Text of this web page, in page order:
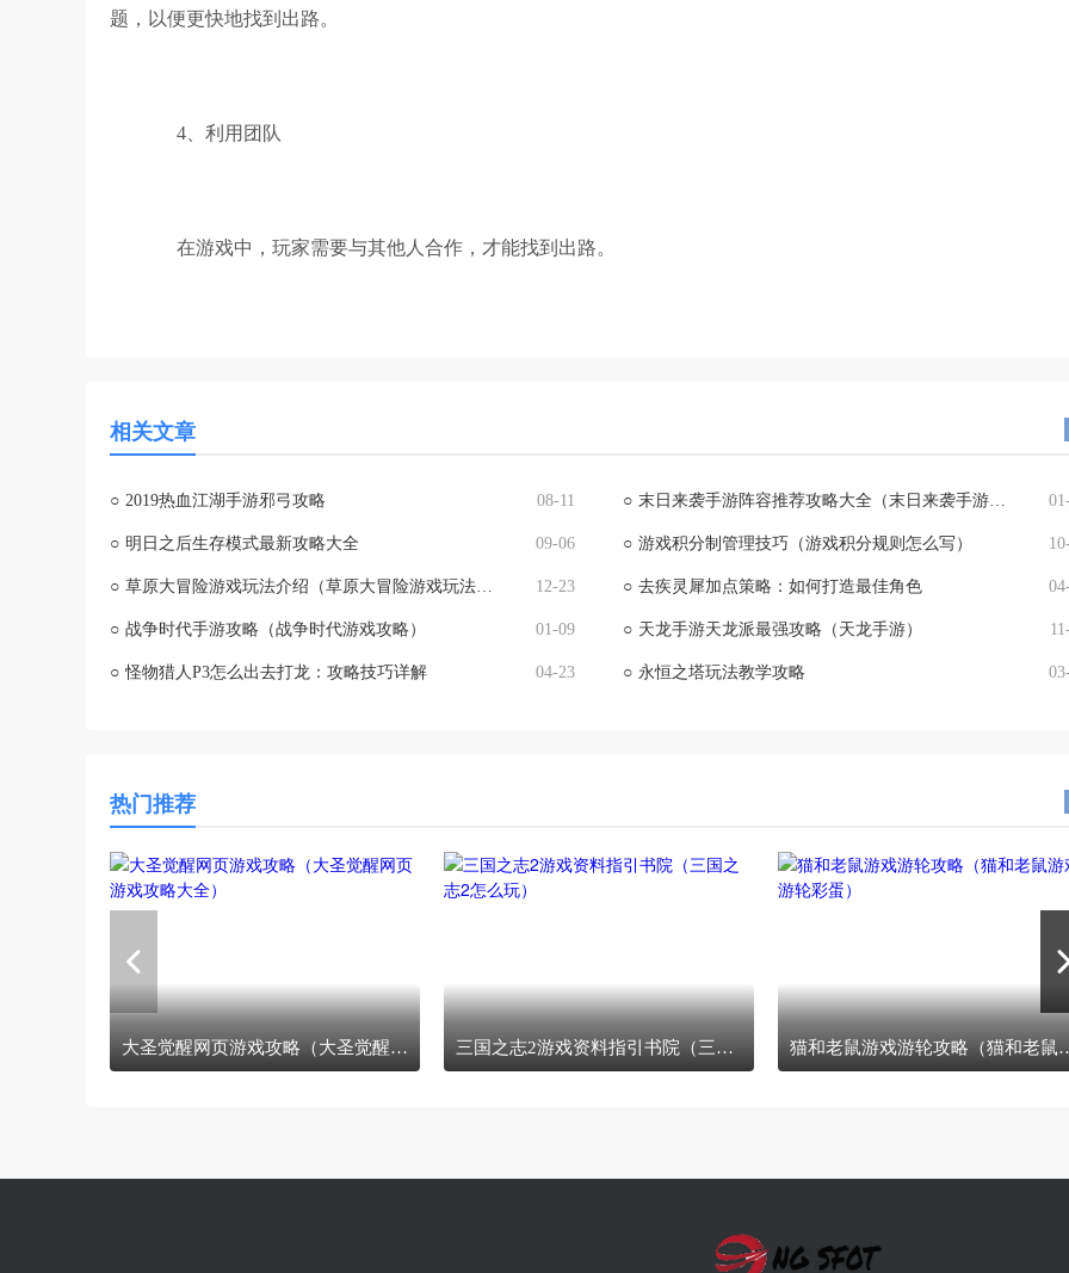
题，以便更快地找到出路。
4、利用团队
在游戏中，玩家需要与其他人合作，才能找到出路。
相关文章
○ 2019热血江湖手游邪弓攻略 08-11 ○ 末日来袭手游阵容推荐攻略大全（末日来袭手游阵容推荐攻略大全最新）
○ 明日之后生存模式最新攻略大全 09-06 ○ 游戏积分制管理技巧（游戏积分规则怎么写）
○ 草原大冒险游戏玩法介绍（草原大冒险游戏玩法介绍大全） 12-23 ○ 去疾灵犀加点策略：如何打造最佳角色
○ 战争时代手游攻略（战争时代游戏攻略） 01-09 ○ 天龙手游天龙派最强攻略（天龙手游）
○ 怪物猎人P3怎么出去打龙：攻略技巧详解 04-23 ○ 永恒之塔玩法教学攻略
热门推荐
大圣觉醒网页游戏攻略（大圣觉醒网页游戏攻略大全） 三国之志2游戏资料指引书院（三国之志2怎么玩） 猫和老鼠游戏游轮攻